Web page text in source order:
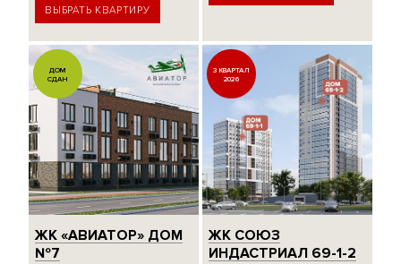
ВЫБРАТЬ КВАРТИРУ
ДОМ
СДАН
ЖК «АВИАТОР» ДОМ
№7
3 КВАРТАЛ
2026
ЖК СОЮЗ
ИНДАСТРИАЛ 69-1-2